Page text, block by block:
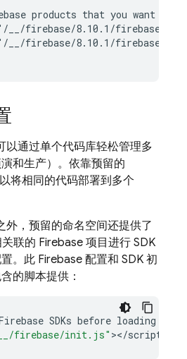
products that you want to
__/firebase/8.10.1/firebase-
__/firebase/8.10.1/firebase-
以通过单个代码库轻松管理多
和生产）。依靠预留的
将相同的代码部署到多个
外，预留的命名空间还提供了
关联的 Firebase 项目进行 SDK
。此 Firebase 配置和 SDK 初
的脚本提供：
SDKs before loading
firebase/init.js" ></script